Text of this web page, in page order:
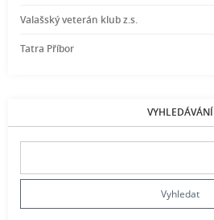
Valašský veterán klub z.s.
Tatra Příbor
VYHLEDÁVÁNÍ